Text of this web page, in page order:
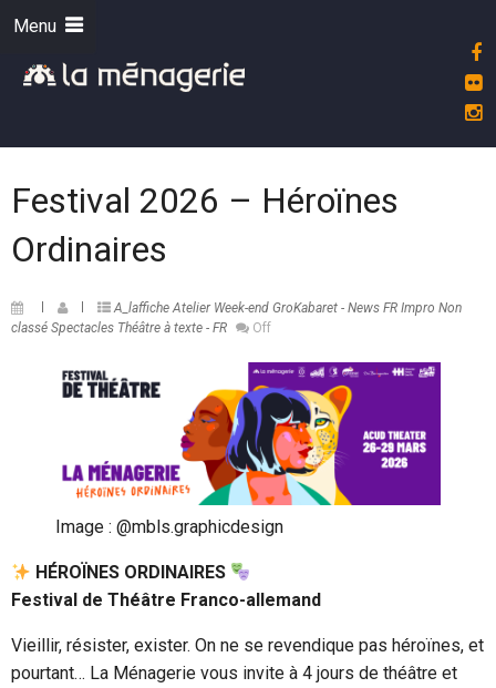
Menu
Festival 2026 – Héroïnes
Ordinaires
A_laffiche Atelier Week-end GroKabaret - News FR Impro Non
classé Spectacles Théâtre à texte - FR Off
Image : @mbls.graphicdesign
HÉROÏNES ORDINAIRES
Festival de Théâtre Franco-allemand
Vieillir, résister, exister. On ne se revendique pas héroïnes, et
pourtant… La Ménagerie vous invite à 4 jours de théâtre et